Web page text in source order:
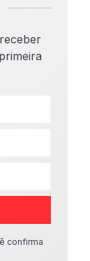
confirma